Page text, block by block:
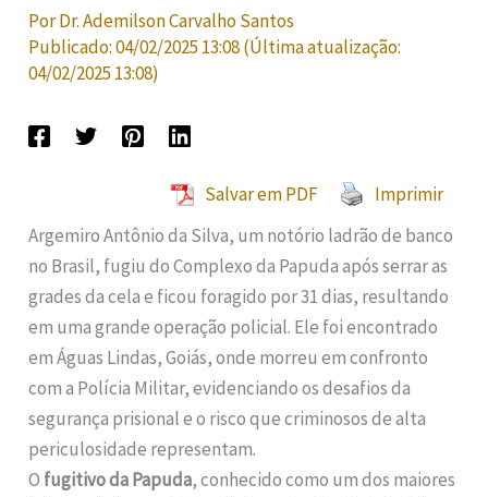
PorDr. Ademilson Carvalho Santos
Publicado:04/02/2025 13:08(Última atualização:
04/02/2025 13:08)
Salvar em PDF
Imprimir
Argemiro Antônio da Silva, um notório ladrão de banco
no Brasil, fugiu do Complexo da Papuda após serrar as
grades da cela e ficou foragido por 31 dias, resultando
em uma grande operação policial. Ele foi encontrado
em Águas Lindas, Goiás, onde morreu em confronto
com a Polícia Militar, evidenciando os desafios da
segurança prisional e o risco que criminosos de alta
periculosidade representam.
O fugitivo da Papuda, conhecido como um dos maiores